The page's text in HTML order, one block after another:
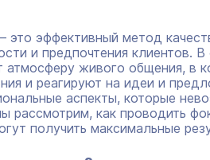
эффективный метод
и предпочтения клиентов.
атмосферу живого общения, в
и реагируют на идеи и
аспекты, которые
рассмотрим, как проводить
получить максимальные